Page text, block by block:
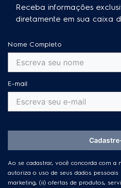
Receba informações
diretamente em sua caixa
Nome Completo
E-mail
Ao se cadastrar, você concorda com a
autoriza o uso de seus dados
marketing, (ii) ofertas de produtos,